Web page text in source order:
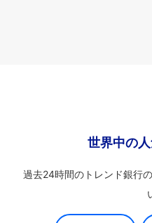
世界中の
過去24時間のトレンド銀行